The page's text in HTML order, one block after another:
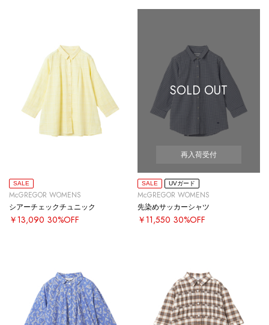
SALE
McGREGOR WOMENS
シアーチェックチュニック
￥13,090 30%OFF
SOLD OUT
再入荷受付
SALE UVガード
McGREGOR WOMENS
先染めサッカーシャツ
￥11,550 30%OFF